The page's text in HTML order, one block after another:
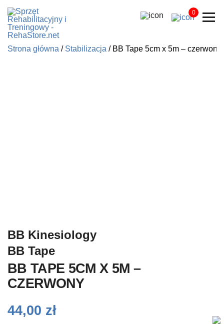
0
Strona główna / Stabilizacja / BB Tape 5cm x 5m – czerwony
BB Kinesiology
BB Tape
BB TAPE 5CM X 5M –
CZERWONY
44,00 zł